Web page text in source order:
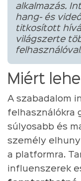
alkalmazás.
hang- és
titkosított
világszerte
Miért
A szabadalom
felhasználókra
súlyosabb és
személy
a platformra.
influenszerek